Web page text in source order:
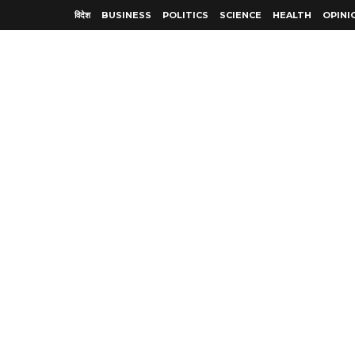
विदेश BUSINESS POLITICS SCIENCE HEALTH